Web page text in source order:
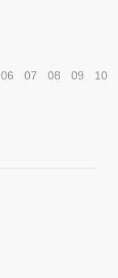
06 07 08 09 10